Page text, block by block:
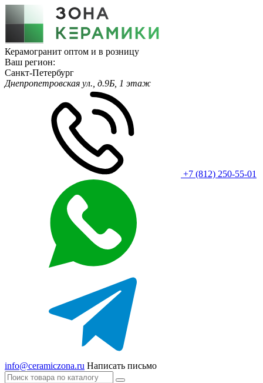
Керамогранит оптом и в розницу
Ваш регион:
Санкт-Петербург
Днепропетровская ул., д.9Б, 1 этаж
+7 (812) 250-55-01
info@ceramiczona.ru Написать письмо